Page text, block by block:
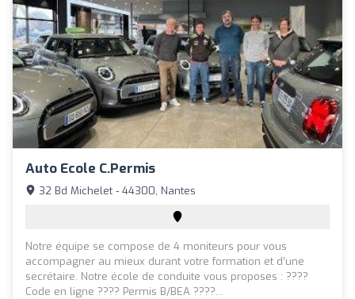
Auto Ecole C.Permis
32 Bd Michelet - 44300, Nantes
Notre équipe se compose de 4 moniteurs pour vous
accompagner au mieux durant votre formation et d’une
secrétaire. Notre école de conduite vous proposes : ????
Code en ligne ???? Permis B/BEA ????...